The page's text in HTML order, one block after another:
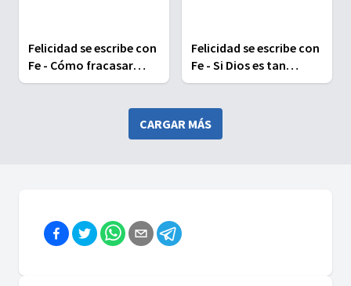
Felicidad se escribe con
Fe - Cómo fracasar
exitosamente
Felicidad se escribe con
Fe - Si Dios es tan
bueno, ¿por qué sufre
CARGAR MÁS